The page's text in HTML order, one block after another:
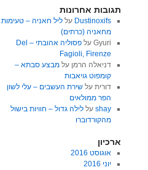
תגובות אחרונות
Dustinoxifs על ליל חאניה – טעימות
מחאניה (כרתים)
Gyuriעל
פסוליה אהובתי – Del
Fagioli, Firenze
דניאלה הרמן על מבצע סבתא –
קומפוט גויאבות
דוריתעל שירת העשבים – עלי לשון
הפר ממולאים
shayעל לילה גדול – חוויות בישול
מהקורדוברו
ארכיון
אוגוסט 2016
יוני 2016